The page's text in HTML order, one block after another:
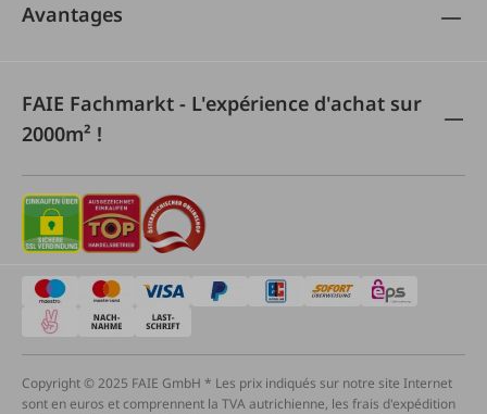
Avantages
FAIE Fachmarkt - L'expérience d'achat sur
2000m² !
Copyright © 2025 FAIE GmbH * Les prix indiqués sur notre site Internet
sont en euros et comprennent la TVA autrichienne, les frais d'expédition